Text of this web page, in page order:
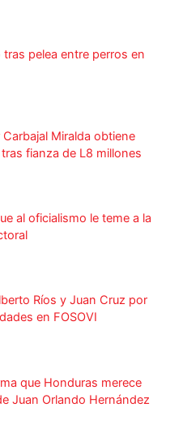
pelea entre perros en
Miralda obtiene
fianza de L8 millones
al oficialismo le teme a la
Ríos y Juan Cruz por
en FOSOVI
que Honduras merece
Juan Orlando Hernández